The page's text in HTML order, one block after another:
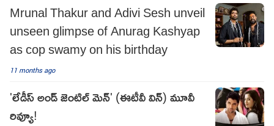
Mrunal Thakur and Adivi Sesh unveil
unseen glimpse of Anurag Kashyap
as cop swamy on his birthday
11 months ago
'లేడీస్ అండ్ జెంటిల్ మెన్' (ఈటీవీ విన్) మూవీ
రివ్యూ!